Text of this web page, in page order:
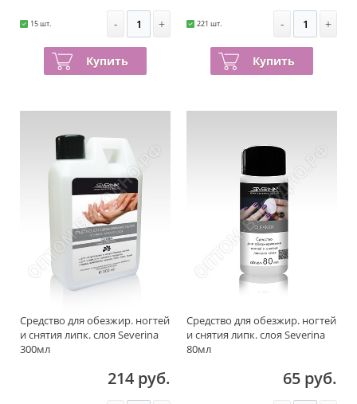
15 шт. - +
Купить
221 шт. - +
Купить
Средство для обезжир. ногтей
и снятия липк. слоя Severina
300мл
214 руб.
Средство для обезжир. ногтей
и снятия липк. слоя Severina
80мл
65 руб.